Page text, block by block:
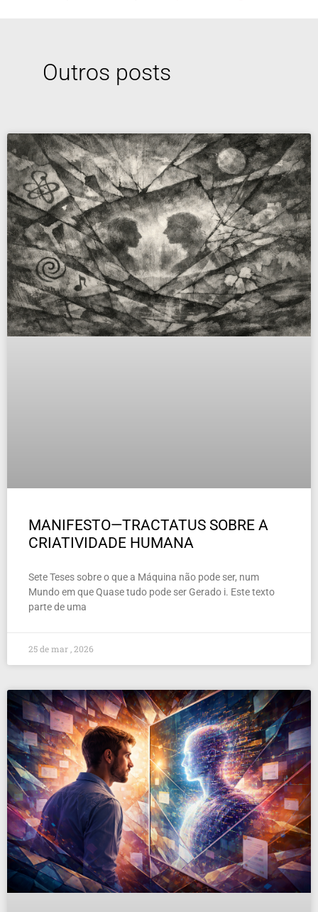
Outros posts
MANIFESTO—TRACTATUS SOBRE A
CRIATIVIDADE HUMANA
Sete Teses sobre o que a Máquina não pode ser, num
Mundo em que Quase tudo pode ser Gerado i. Este texto
parte de uma
25 de mar , 2026